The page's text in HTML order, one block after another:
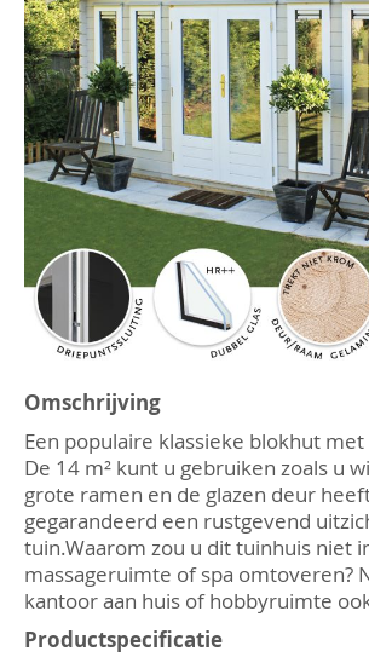
afbeeldingen-
gallerij
naar
begin
van
de
afbeeldingen-
gallerij
Omschrijving
Een populaire klassieke blokhut
De 14 m² kunt u gebruiken zoals u
grote ramen en de glazen deur
gegarandeerd een rustgevend
tuin.Waarom zou u dit tuinhuis niet
massageruimte of spa omtoveren?
kantoor aan huis of hobbyruimte
Productspecificatie